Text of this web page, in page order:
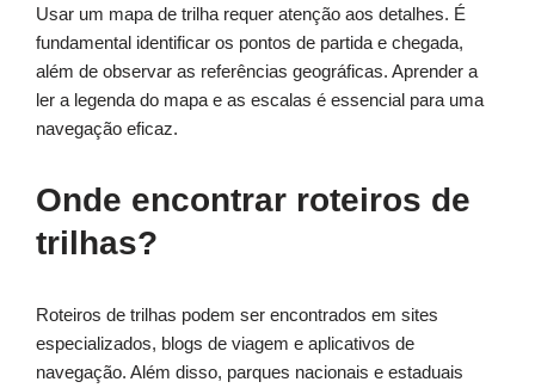
Usar um mapa de trilha requer atenção aos detalhes. É
fundamental identificar os pontos de partida e chegada,
além de observar as referências geográficas. Aprender a
ler a legenda do mapa e as escalas é essencial para uma
navegação eficaz.
Onde encontrar roteiros de
trilhas?
Roteiros de trilhas podem ser encontrados em sites
especializados, blogs de viagem e aplicativos de
navegação. Além disso, parques nacionais e estaduais